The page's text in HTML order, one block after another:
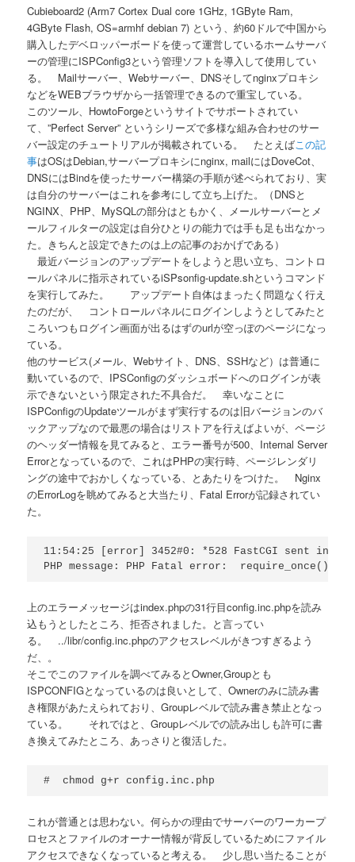
Cubieboard2 (Arm7 Cortex Dual core 1GHz, 1GByte Ram,
4GByte Flash, OS=armhf debian 7) という、約60ドルで中国から
購入したデベロッパーボードを使って運営しているホームサーバ
ーの管理にISPConfig3という管理ソフトを導入して使用してい
る。 Mailサーバー、Webサーバー、DNSそしてnginxプロキシ
などをWEBブラウザから一括管理できるので重宝している。
このツール、HowtoForgeというサイトでサポートされてい
て、”Perfect Server” というシリーズで多様な組み合わせのサー
バー設定のチュートリアルが掲載されている。 たとえばこの記
事はOSはDebian,サーバープロキシにnginx, mailにはDoveCot、
DNSにはBindを使ったサーバー構築の手順が述べられており、実
は自分のサーバーはこれを参考にして立ち上げた。（DNSと
NGINX、PHP、MySQLの部分はともかく、メールサーバーとメ
ールフィルターの設定は自分ひとりの能力では手も足も出なかっ
た。きちんと設定できたのは上の記事のおかげである）
最近バージョンのアップデートをしようと思い立ち、コントロ
ールパネルに指示されているiSPsonfig-update.shというコマンド
を実行してみた。 アップデート自体はまったく問題なく行え
たのだが、 コントロールパネルにログインしようとしてみたと
ころいつもログイン画面が出るはずのurlが空っぽのページになっ
ている。
他のサービス(メール、Webサイト、DNS、SSHなど）は普通に
動いているので、IPSConfigのダッシュボードへのログインが表
示できないという限定された不具合だ。 幸いなことに
ISPConfigのUpdateツールがまず実行するのは旧バージョンのバ
ックアップなので最悪の場合はリストアを行えばよいが、ページ
のヘッダー情報を見てみると、エラー番号が500、Internal Server
Errorとなっているので、これはPHPの実行時、ページレンダリ
ングの途中でおかしくなっている、とあたりをつけた。 Nginx
のErrorLogを眺めてみると大当たり、Fatal Errorが記録されてい
た。
11:54:25 [error] 3452#0: *528 FastCGI sent in
上のエラーメッセージはindex.phpの31行目config.inc.phpを読み
込もうとしたところ、拒否されました。と言ってい
る。 ../libr/config.inc.phpのアクセスレベルがきつすぎるよう
だ、。
そこでこのファイルを調べてみるとOwner,Groupとも
ISPCONFIGとなっているのは良いとして、Ownerのみに読み書
き権限があたえられており、Groupレベルで読み書き禁止となっ
ている。 それではと、Groupレベルでの読み出しも許可に書
き換えてみたところ、あっさりと復活した。
#  chmod g+r config.inc.php
これが普通とは思わない。何らかの理由でサーバーのワーカープ
ロセスとファイルのオーナー情報が背反しているためにファイル
アクセスできなくなっていると考える。 少し思い当たることが